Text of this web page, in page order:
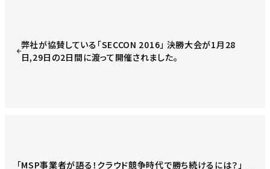
弊社が協賛している「SECCON 2016」 決勝大会が1月28
日,29日の2日間に渡って開催されました。
「MSP事業者が語る！クラウド競争時代で勝ち続けるには？」